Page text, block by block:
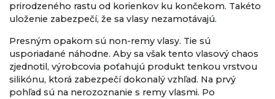
prirodzeného rastu od korienkov ku končekom. Takéto
uloženie zabezpečí, že sa vlasy nezamotávajú.
Presným opakom sú non-remy vlasy. Tie sú
usporiadané náhodne. Aby sa však tento vlasový chaos
zjednotil, výrobcovia poťahujú produkt tenkou vrstvou
silikónu, ktorá zabezpečí dokonalý vzhľad. Na prvý
pohľad sú na nerozoznanie s remy vlasmi. Po